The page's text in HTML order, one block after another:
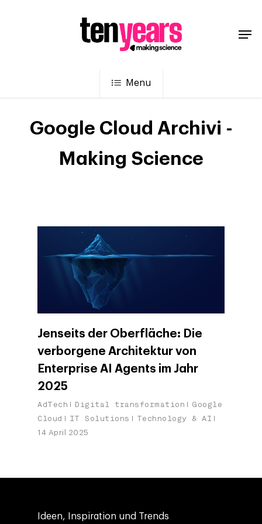
Menu
Google Cloud Archivi -
Making Science
Jenseits der Oberfläche: Die
verborgene Architektur von
Enterprise AI Agents im Jahr
2025
AdTech Digital transformation
Google
Cloud
IT Solutions Technology & AI
14 April 2025
Ideen, Inspiration und Trends